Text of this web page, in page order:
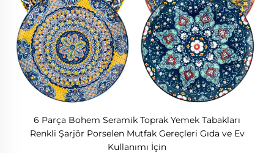
6 Parça Bohem Seramik Toprak Yemek Tabakları
Renkli Şarjör Porselen Mutfak Gereçleri Gıda ve Ev
Kullanımı İçin